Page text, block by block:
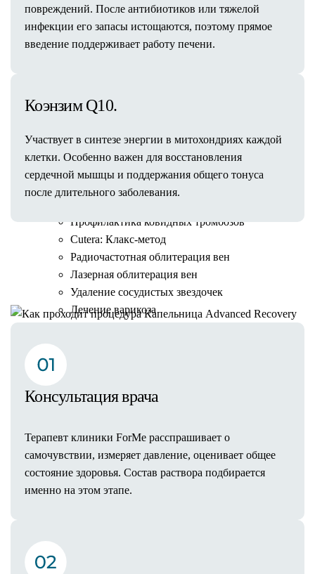
Оснащение клиники
Реабилитация после операций
Косметология в операционной
Флебология
Центр флебологии ForMe
Флебогриф
Склеротерапия
Флебэктомия
Профилактика ковидных тромбозов
Cutera: Клакс-метод
Радиочастотная облитерация вен
Лазерная облитерация вен
Удаление сосудистых звездочек
Лечение варикоза
Превентивная медицина
IV-терапия
Капельница Hydration & Recovery
Капельница Deep Detox
повреждений. После антибиотиков или тяжелой
инфекции его запасы истощаются, поэтому прямое
введение поддерживает работу печени.
Коэнзим Q10.
Участвует в синтезе энергии в митохондриях каждой
клетки. Особенно важен для восстановления
сердечной мышцы и поддержания общего тонуса
после длительного заболевания.
Как проходит процедура
Консультация врача
Терапевт клиники ForMe расспрашивает о
самочувствии, измеряет давление, оценивает общее
состояние здоровья. Состав раствора подбирается
именно на этом этапе.